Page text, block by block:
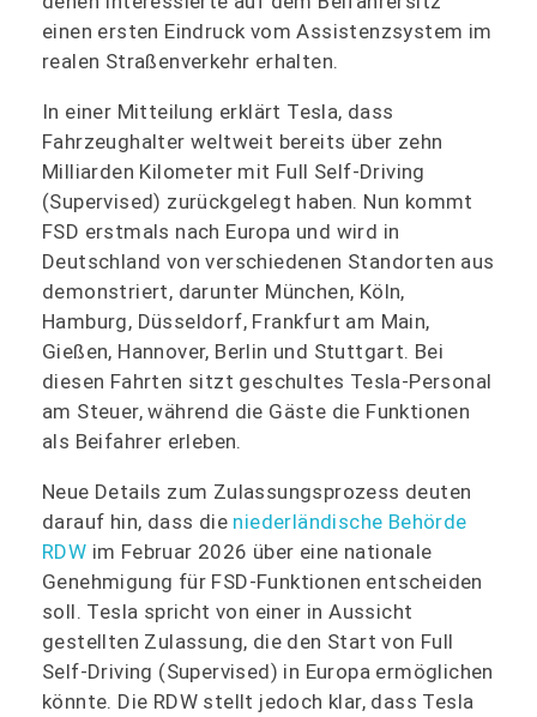
einen ersten Eindruck vom Assistenzsystem im
realen Straßenverkehr erhalten.
In einer Mitteilung erklärt Tesla, dass
Fahrzeughalter weltweit bereits über zehn
Milliarden Kilometer mit Full Self-Driving
(Supervised) zurückgelegt haben. Nun kommt
FSD erstmals nach Europa und wird in
Deutschland von verschiedenen Standorten aus
demonstriert, darunter München, Köln,
Hamburg, Düsseldorf, Frankfurt am Main,
Gießen, Hannover, Berlin und Stuttgart. Bei
diesen Fahrten sitzt geschultes Tesla-Personal
am Steuer, während die Gäste die Funktionen
als Beifahrer erleben.
Neue Details zum Zulassungsprozess deuten
darauf hin, dass die niederländische Behörde
RDW im Februar 2026 über eine nationale
Genehmigung für FSD-Funktionen entscheiden
soll. Tesla spricht von einer in Aussicht
gestellten Zulassung, die den Start von Full
Self-Driving (Supervised) in Europa ermöglichen
könnte. Die RDW stellt jedoch klar, dass Tesla